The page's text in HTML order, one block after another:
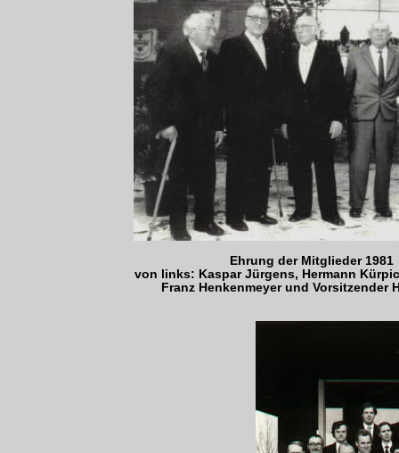
Ehrung der Mitglieder 1981
von links: Kaspar Jürgens, Hermann
Franz Henkenmeyer und Vorsitzender